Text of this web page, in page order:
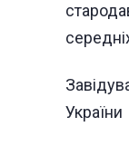
України